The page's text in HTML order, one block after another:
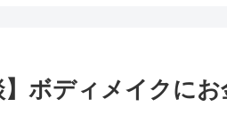
】ボディメイクに